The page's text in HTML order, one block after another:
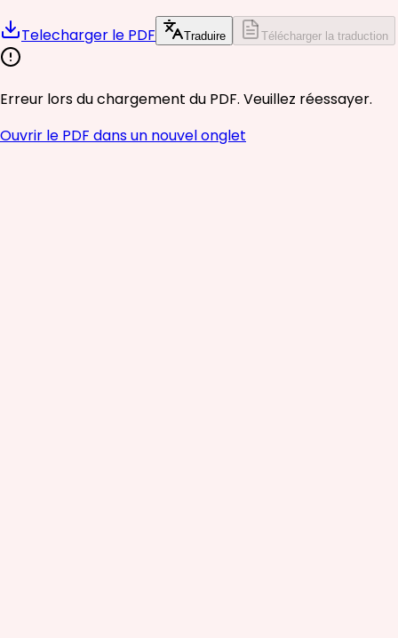
Telecharger le PDF Traduire Télécharger la traduction
Erreur lors du chargement du PDF. Veuillez réessayer.
Ouvrir le PDF dans un nouvel onglet